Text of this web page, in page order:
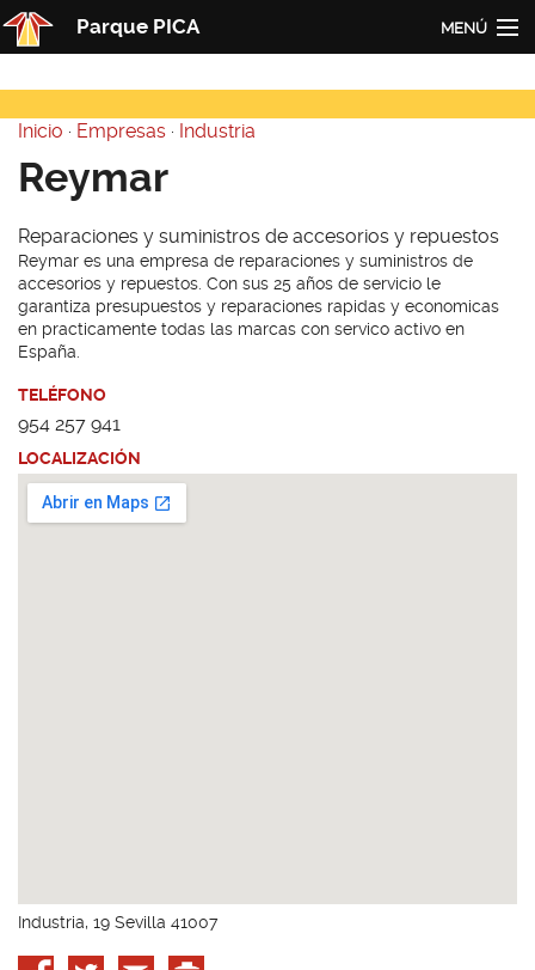
Pasar al contenido principal
Parque PICA MENÚ
PICA
Actualidad
Empresas
Contacto
Redes
Usted está aquí
Inicio · Empresas · Industria
Reymar
Reparaciones y suministros de accesorios y repuestos
Reymar es una empresa de reparaciones y suministros de
accesorios y repuestos. Con sus 25 años de servicio le
garantiza presupuestos y reparaciones rapidas y economicas
en practicamente todas las marcas con servico activo en
España.
TELÉFONO
954 257 941
LOCALIZACIÓN
Industria, 19 Sevilla 41007